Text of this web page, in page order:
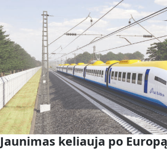
Jaunimas keliauja po